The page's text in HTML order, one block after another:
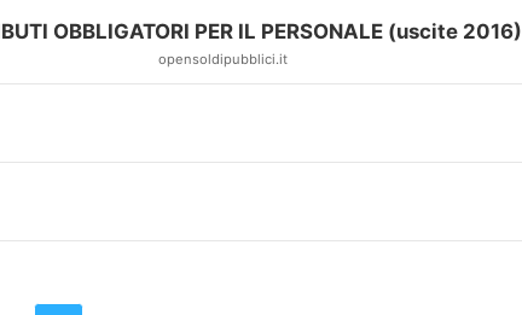
OBBLIGATORI PER IL PERSONALE (uscite 2016)
opensoldipubblici.it